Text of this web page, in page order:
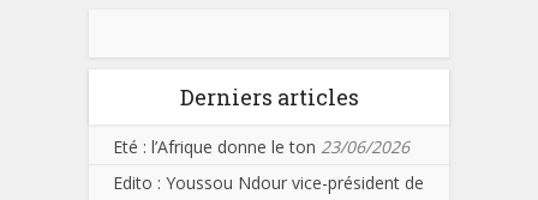
Derniers articles
Eté : l’Afrique donne le ton 23/06/2026
Edito : Youssou Ndour vice-président de